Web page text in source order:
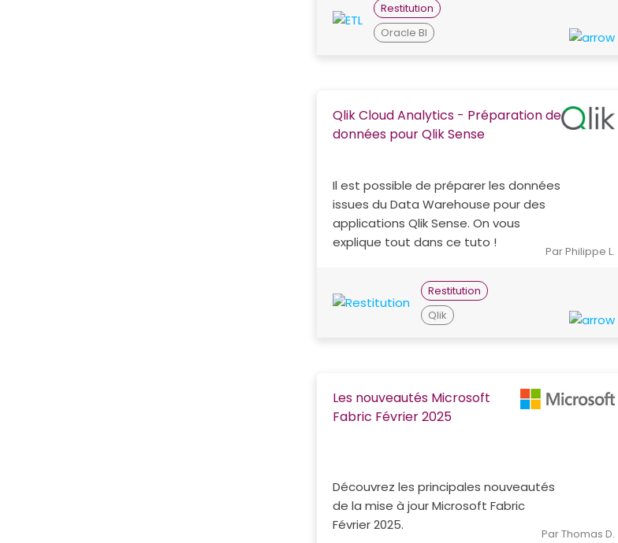
Restitution
Oracle BI
Qlik Cloud Analytics - Préparation de
données pour Qlik Sense
Il est possible de préparer les données
issues du Data Warehouse pour des
applications Qlik Sense. On vous
explique tout dans ce tuto !
Par Philippe L.
Restitution
Qlik
Les nouveautés Microsoft
Fabric Février 2025
Découvrez les principales nouveautés
de la mise à jour Microsoft Fabric
Février 2025.
Par Thomas D.